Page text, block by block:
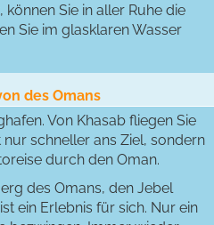
Sie in aller Ruhe die
Sie im glasklaren Wasser
des Omans
Von Khasab fliegen Sie
schneller ans Ziel, sondern
durch den Oman.
des Omans, den Jebel
ein Erlebnis für sich. Nur ein